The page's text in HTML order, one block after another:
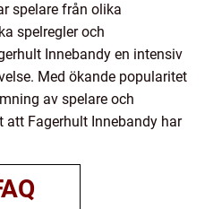
spelare från olika
spelregler och
Innebandy en intensiv
Med ökande popularitet
av spelare och
att Fagerhult Innebandy har